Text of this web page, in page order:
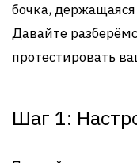
бочка,
Давайте
протестировать
Шаг 1: